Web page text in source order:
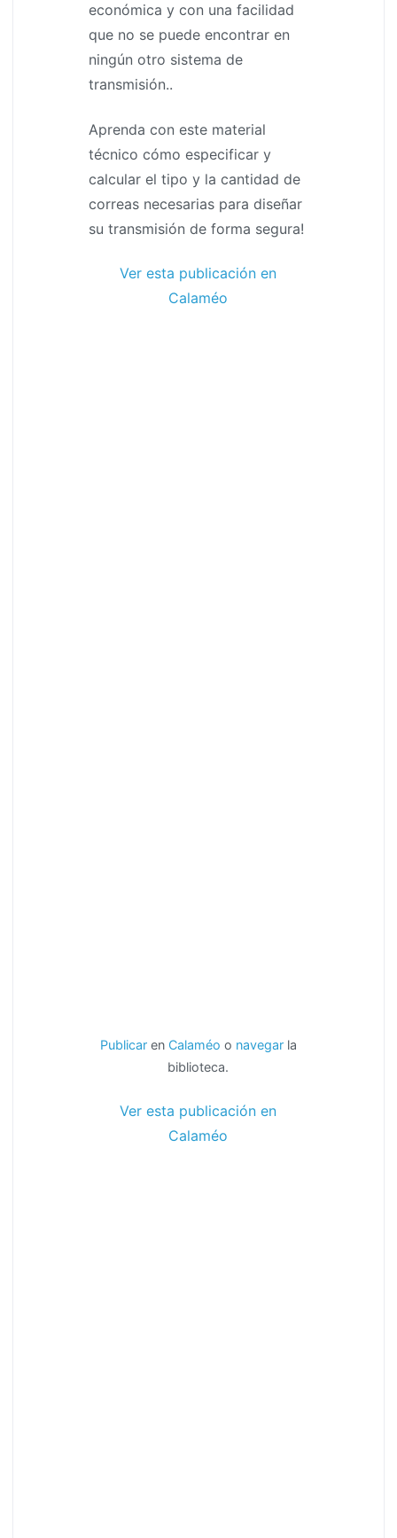
económica y con una facilidad
que no se puede encontrar en
ningún otro sistema de
transmisión..
Aprenda con este material
técnico cómo especificar y
calcular el tipo y la cantidad de
correas necesarias para diseñar
su transmisión de forma segura!
Ver esta publicación en
Calaméo
Publicaren Calaméo o navegarla
biblioteca.
Ver esta publicación en
Calaméo